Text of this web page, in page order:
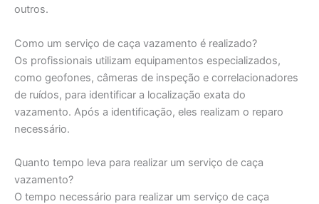
outros.
Como um serviço de caça vazamento é realizado?
Os profissionais utilizam equipamentos especializados,
como geofones, câmeras de inspeção e correlacionadores
de ruídos, para identificar a localização exata do
vazamento. Após a identificação, eles realizam o reparo
necessário.
Quanto tempo leva para realizar um serviço de caça
vazamento?
O tempo necessário para realizar um serviço de caça